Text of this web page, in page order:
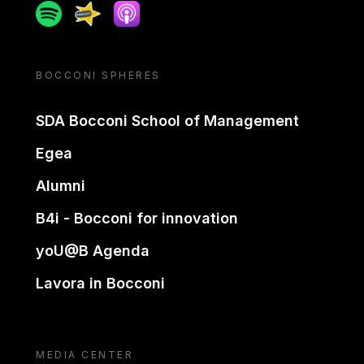
SpotifySpreakerApple podcast
BOCCONI SPHERES
SDA Bocconi School of Management
Egea
Alumni
B4i - Bocconi for innovation
yoU@B Agenda
Lavora in Bocconi
MEDIA CENTER